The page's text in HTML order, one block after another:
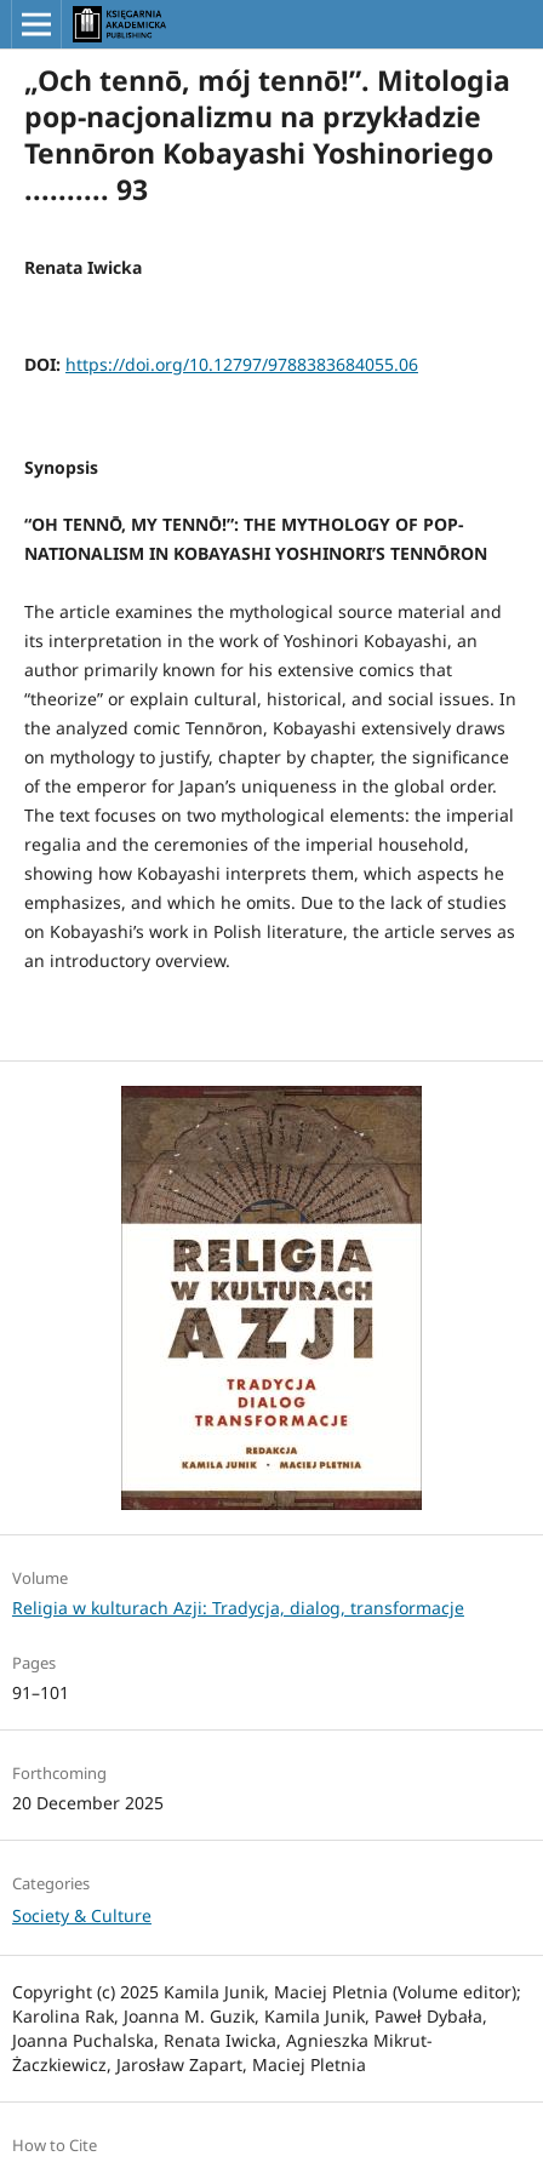
„Och tennō, mój tennō!”. Mitologia
pop-nacjonalizmu na przykładzie
Tennōron Kobayashi Yoshinoriego
.......... 93
Renata Iwicka
DOI: https://doi.org/10.12797/9788383684055.06
Synopsis
“OH TENNŌ, MY TENNŌ!”: THE MYTHOLOGY OF POP-
NATIONALISM IN KOBAYASHI YOSHINORI’S TENNŌRON
The article examines the mythological source material and
its interpretation in the work of Yoshinori Kobayashi, an
author primarily known for his extensive comics that
“theorize” or explain cultural, historical, and social issues. In
the analyzed comic Tennōron, Kobayashi extensively draws
on mythology to justify, chapter by chapter, the significance
of the emperor for Japan’s uniqueness in the global order.
The text focuses on two mythological elements: the imperial
regalia and the ceremonies of the imperial household,
showing how Kobayashi interprets them, which aspects he
emphasizes, and which he omits. Due to the lack of studies
on Kobayashi’s work in Polish literature, the article serves as
an introductory overview.
Volume
Religia w kulturach Azji: Tradycja, dialog, transformacje
Pages
91–101
Forthcoming
20 December 2025
Categories
Society & Culture
Copyright (c) 2025 Kamila Junik, Maciej Pletnia (Volume editor);
Karolina Rak, Joanna M. Guzik, Kamila Junik, Paweł Dybała,
Joanna Puchalska, Renata Iwicka, Agnieszka Mikrut-
Żaczkiewicz, Jarosław Zapart, Maciej Pletnia
How to Cite